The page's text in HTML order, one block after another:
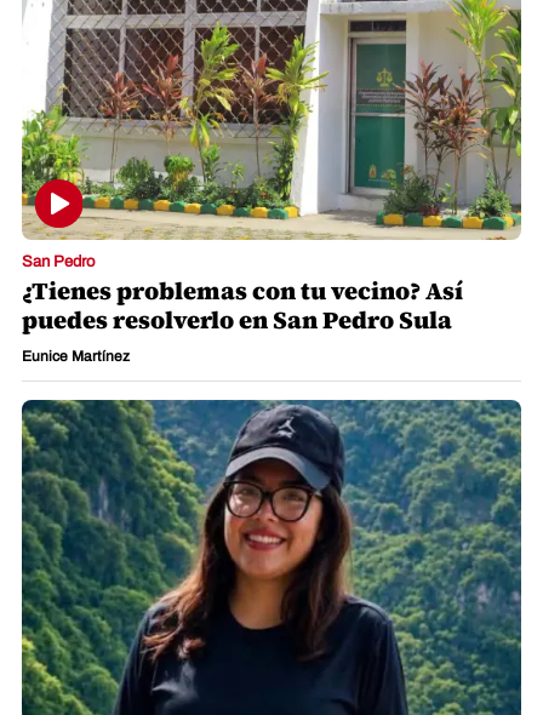
San Pedro
¿Tienes problemas con tu vecino? Así
puedes resolverlo en San Pedro Sula
Eunice Martínez